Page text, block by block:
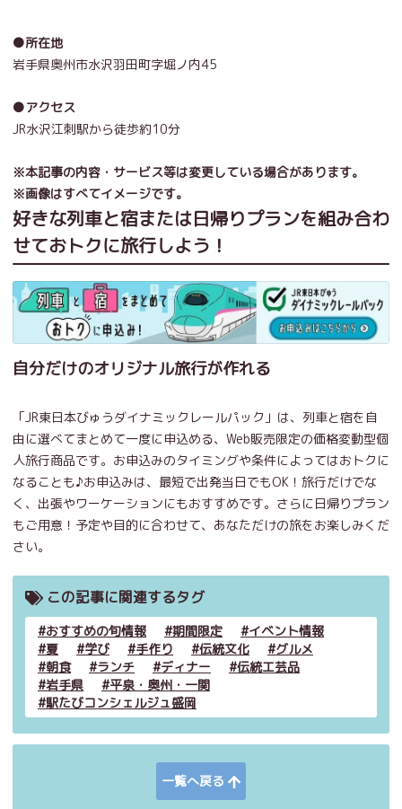
●所在地
岩手県奥州市水沢羽田町字堀ノ内45
●アクセス
JR水沢江刺駅から徒歩約10分
※本記事の内容・サービス等は変更している場合があります。
※画像はすべてイメージです。
好きな列車と宿または日帰りプランを組み合わ
せておトクに旅行しよう！
自分だけのオリジナル旅行が作れる
「JR東日本びゅうダイナミックレールパック」は、列車と宿を自
由に選べてまとめて一度に申込める、Web販売限定の価格変動型個
人旅行商品です。お申込みのタイミングや条件によってはおトクに
なることも♪お申込みは、最短で出発当日でもOK！旅行だけでな
く、出張やワーケーションにもおすすめです。さらに日帰りプラン
もご用意！予定や目的に合わせて、あなただけの旅をお楽しみくだ
さい。
この記事に関連するタグ
おすすめの旬情報 期間限定
イベント情報
夏
学び 手作り 伝統文化
グルメ
朝食
ランチ ディナー
伝統工芸品
岩手県
平泉・奥州・一関
駅たびコンシェルジュ盛岡
一覧へ戻る